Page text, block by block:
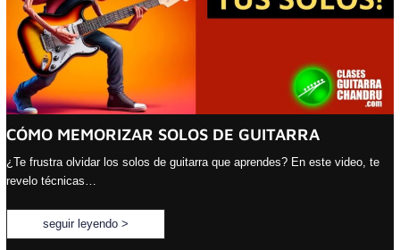
CÓMO MEMORIZAR SOLOS DE GUITARRA
¿Te frustra olvidar los solos de guitarra que aprendes? En este video, te
revelo técnicas…
seguir leyendo >